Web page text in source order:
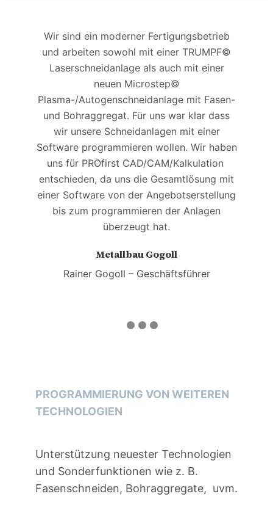
Wir sind ein moderner Fertigungsbetrieb
und arbeiten sowohl mit einer TRUMPF©
Laserschneidanlage als auch mit einer
neuen Microstep©
Plasma-/Autogenschneidanlage mit Fasen-
und Bohraggregat. Für uns war klar dass
wir unsere Schneidanlagen mit einer
Software programmieren wollen. Wir haben
uns für PROfirst CAD/CAM/Kalkulation
entschieden, da uns die Gesamtlösung mit
einer Software von der Angebotserstellung
bis zum programmieren der Anlagen
überzeugt hat.
Metallbau Gogoll
Rainer Gogoll – Geschäftsführer
PROGRAMMIERUNG VON WEITEREN
TECHNOLOGIEN
Unterstützung neuester Technologien
und Sonderfunktionen wie z. B.
Fasenschneiden, Bohraggregate, uvm.